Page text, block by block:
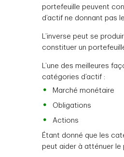
portefeuille peuvent
d’actif ne donnant pas
L’inverse peut se
constituer un
L’une des meilleures
catégories d’actif :
Marché monétaire
Obligations
Actions
Étant donné que les
peut aider à atténuer le